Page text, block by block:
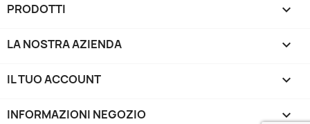
PRODOTTI 
LA NOSTRA AZIENDA 
IL TUO ACCOUNT 
INFORMAZIONI NEGOZIO keyboard_arrow_down